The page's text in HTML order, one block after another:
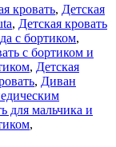
кровать, Детская
, Детская кровать
с бортиком,
с бортиком и
, Детская
, Диван
для мальчика и
,